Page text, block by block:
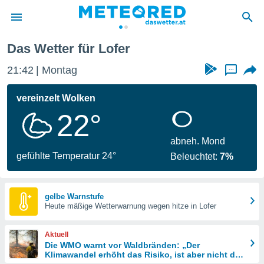
wurde
dass
sind.
diese
Das Wetter für Lofer
21:42 Montag ...
vereinzelt Wolken
22°
gefühlte Temperatur 24°
abneh. Mond
Beleuchtet:7%
gelbe Warnstufe
Heute mäßige Wetterwarnung wegen hitze in Lofer
Aktuell
Die WMO warnt vor Waldbränden: „Der
Klimawandel erhöht das Risiko, ist aber nicht die